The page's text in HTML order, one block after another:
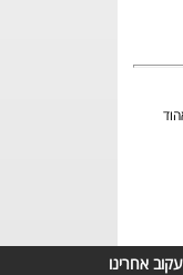
עקוב אחרינו